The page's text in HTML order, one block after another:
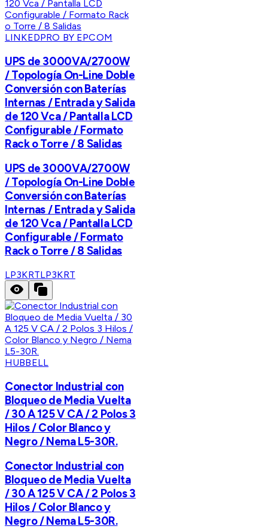
LINKEDPRO BY EPCOM
UPS de 3000VA/2700W
/ Topología On-Line Doble
Conversión con Baterías
Internas / Entrada y Salida
de 120 Vca / Pantalla LCD
Configurable / Formato
Rack o Torre / 8 Salidas
UPS de 3000VA/2700W
/ Topología On-Line Doble
Conversión con Baterías
Internas / Entrada y Salida
de 120 Vca / Pantalla LCD
Configurable / Formato
Rack o Torre / 8 Salidas
LP3KRTLP3KRT
HUBBELL
Conector Industrial con
Bloqueo de Media Vuelta
/ 30 A 125 V CA / 2 Polos 3
Hilos / Color Blanco y
Negro / Nema L5-30R.
Conector Industrial con
Bloqueo de Media Vuelta
/ 30 A 125 V CA / 2 Polos 3
Hilos / Color Blanco y
Negro / Nema L5-30R.